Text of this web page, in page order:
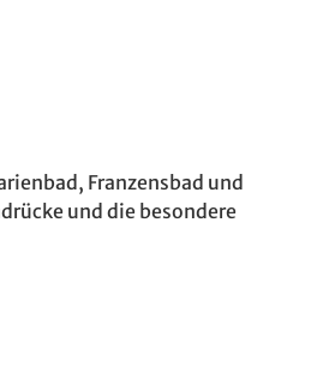
Franzensbad und
und die besondere